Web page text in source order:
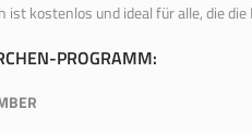
ist kostenlos und ideal für alle, die
PROGRAMM: